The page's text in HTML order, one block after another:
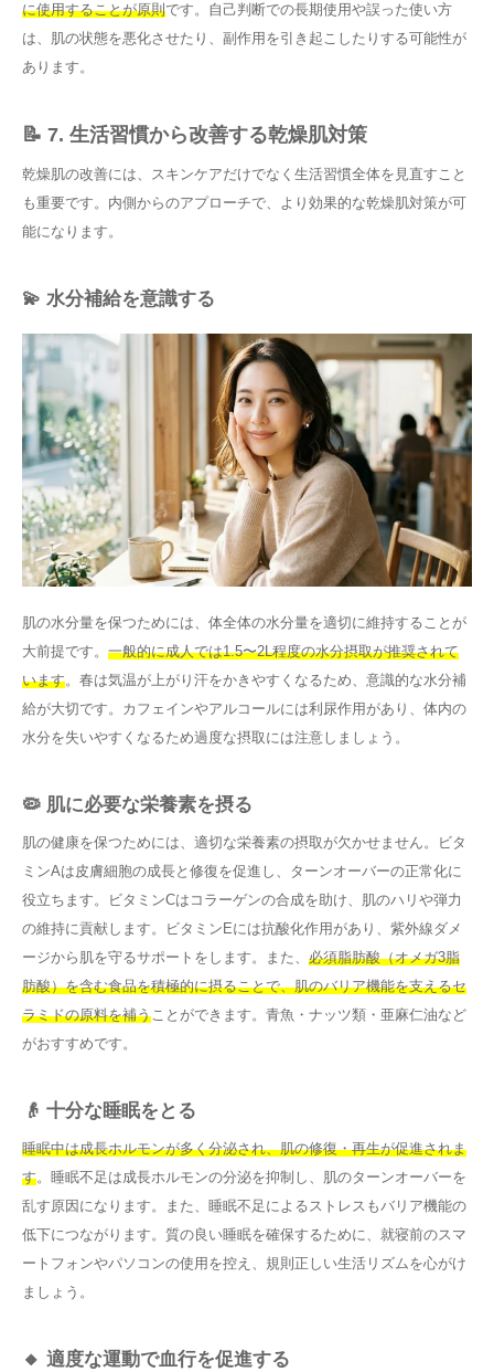
に使用することが原則です。自己判断での長期使用や誤った使い方
は、肌の状態を悪化させたり、副作用を引き起こしたりする可能性が
あります。
📝 7. 生活習慣から改善する乾燥肌対策
乾燥肌の改善には、スキンケアだけでなく生活習慣全体を見直すこと
も重要です。内側からのアプローチで、より効果的な乾燥肌対策が可
能になります。
💫 水分補給を意識する
肌の水分量を保つためには、体全体の水分量を適切に維持することが
大前提です。 一般的に成人では1.5〜2L程度の水分摂取が推奨されて
います。春は気温が上がり汗をかきやすくなるため、意識的な水分補
給が大切です。カフェインやアルコールには利尿作用があり、体内の
水分を失いやすくなるため過度な摂取には注意しましょう。
🦠 肌に必要な栄養素を摂る
肌の健康を保つためには、適切な栄養素の摂取が欠かせません。ビタ
ミンAは皮膚細胞の成長と修復を促進し、ターンオーバーの正常化に
役立ちます。ビタミンCはコラーゲンの合成を助け、肌のハリや弾力
の維持に貢献します。ビタミンEには抗酸化作用があり、紫外線ダメ
ージから肌を守るサポートをします。また、 必須脂肪酸（オメガ3脂
肪酸）を含む食品を積極的に摂ることで、肌のバリア機能を支えるセ
ラミドの原料を補うことができます。青魚・ナッツ類・亜麻仁油など
がおすすめです。
👴 十分な睡眠をとる
睡眠中は成長ホルモンが多く分泌され、肌の修復・再生が促進されま
す。睡眠不足は成長ホルモンの分泌を抑制し、肌のターンオーバーを
乱す原因になります。また、睡眠不足によるストレスもバリア機能の
低下につながります。質の良い睡眠を確保するために、就寝前のスマ
ートフォンやパソコンの使用を控え、規則正しい生活リズムを心がけ
ましょう。
🔸 適度な運動で血行を促進する